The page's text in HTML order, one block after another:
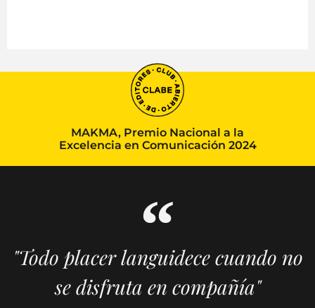
MAKMA, Premio Nacional a la
Excelencia en Comunicación 2024
"Todo placer languidece cuando no
se disfruta en compañía"